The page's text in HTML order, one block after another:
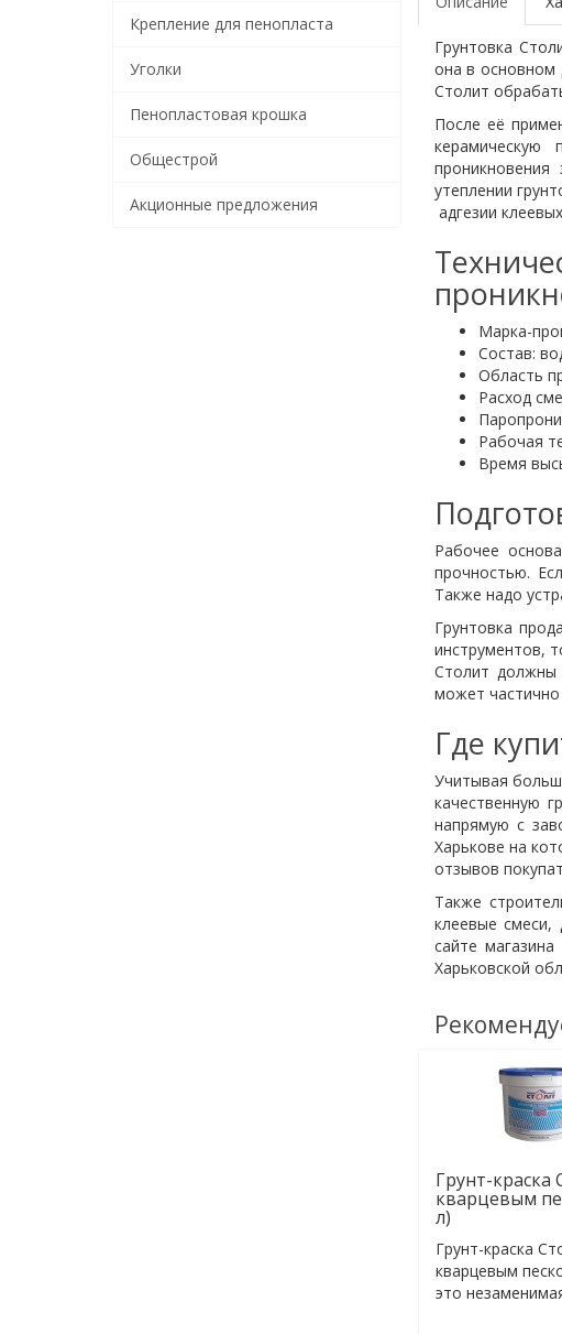
Крепление для пенопласта
Уголки
Пенопластовая крошка
Общестрой
Акционные предложения
Грунтовка
она в основном
Столит
После её
керамическую
утеплении
адгезии
Марка-
Состав:
Область
Расход
Рабочая
Время
Рабочее
прочностью.
Также надо
Грунтовка
инструментов,
Столит должны
может частично
Где
Учитывая
качественную
напрямую с
Харькове на
отзывов
Также
клеевые смеси,
сайте
Харьковской
Грунт-краска
кварцевым
л)
Грунт-краска
кварцевым
это